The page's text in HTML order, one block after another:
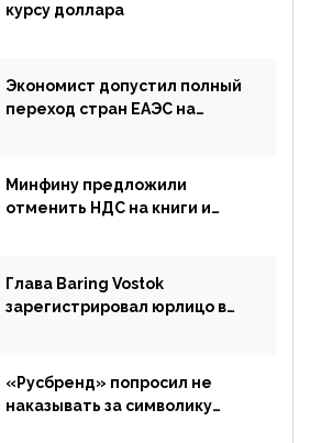
курсу доллара
Экономист допустил полный
переход стран ЕАЭС на
Минфину предложили
отменить НДС на книги и
Глава Baring Vostok
зарегистрировал юрлицо в
«Русбренд» попросил не
наказывать за символику